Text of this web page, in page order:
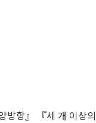
방향』 『세 개 이상